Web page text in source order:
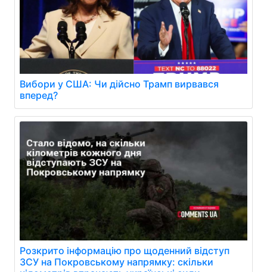
Вибори у США: Чи дійсно Трамп вирвався
вперед?
Розкрито інформацію про щоденний відступ
ЗСУ на Покровському напрямку: скільки